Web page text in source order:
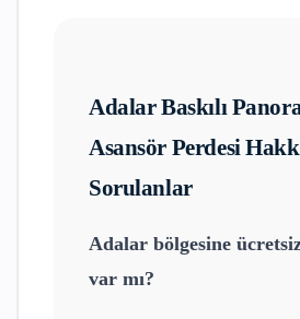
AdalarBaskılı
Asansör Perdesi
Sorulanlar
Adalar bölgesine
var mı?